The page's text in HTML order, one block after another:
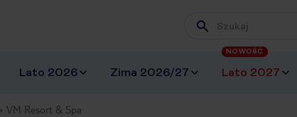
Wpisz frazę, której
Lato 2026 Zima 2026/27 Lato 2027
NOWOŚĆ
VM Resort & Spa